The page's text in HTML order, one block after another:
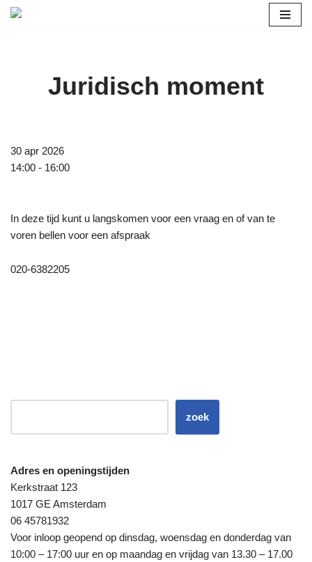
Juridisch moment
30 apr 2026
14:00 - 16:00
In deze tijd kunt u langskomen voor een vraag en of van te
voren bellen voor een afspraak
020-6382205
zoek
Adres en openingstijden
Kerkstraat 123
1017 GE Amsterdam
06 45781932
Voor inloop geopend op dinsdag, woensdag en donderdag van
10:00 – 17:00 uur en op maandag en vrijdag van 13.30 – 17.00